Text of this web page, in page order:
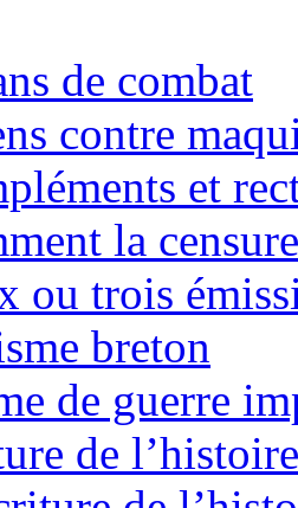
de combat
contre
et
la
ou trois
breton
de guerre
de